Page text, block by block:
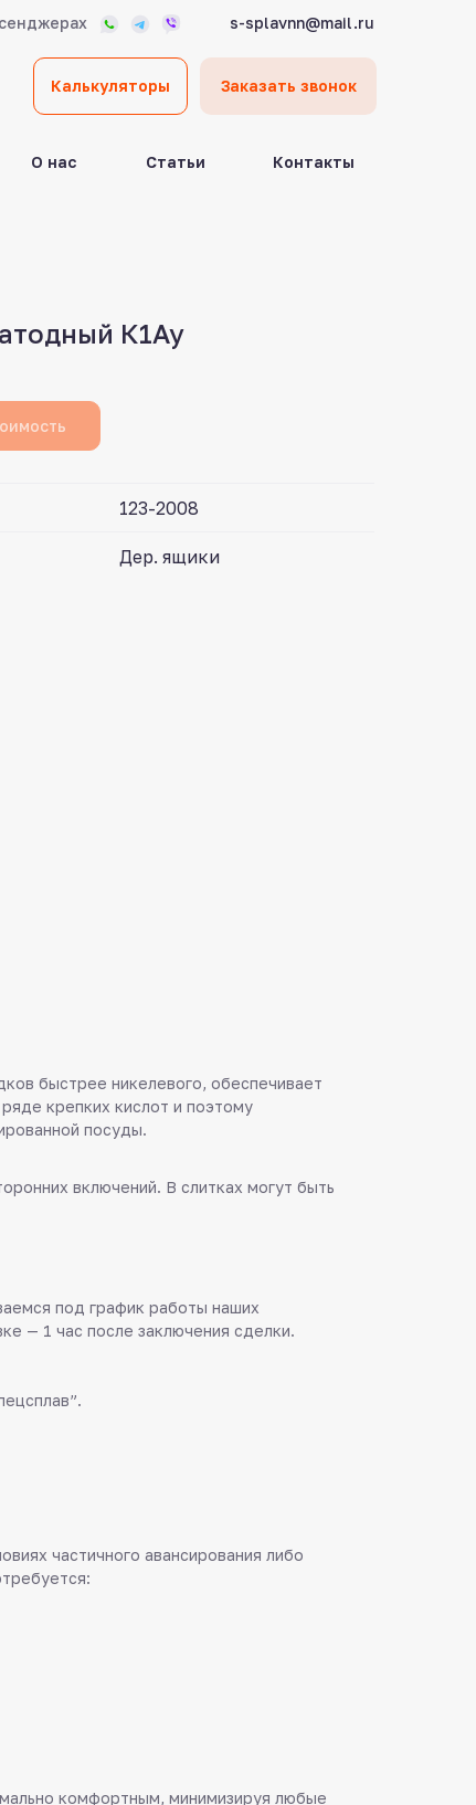
s-splavnn@mail.ru
Калькуляторы Заказать звонок
О нас Статьи Контакты
К1Ау
123-2008
Дер. ящики
быстрее никелевого, обеспечивает
крепких кислот и поэтому
посуды.
включений. В слитках могут быть
под график работы наших
— 1 час после заключения сделки.
частичного авансирования либо
комфортным, минимизируя любые